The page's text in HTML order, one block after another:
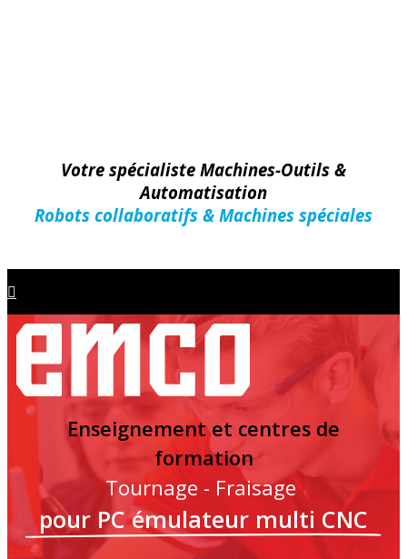
Votre spécialiste Machines-Outils &
Automatisation
Robots collaboratifs & Machines spéciales
Machines-Outils
Nouveautés
MARQUES
Mylas
SALA & Linea Spindle
LK Machinery
Enseignement et centres de
formation
Tournage - Fraisage
pour PC émulateur multi CNC